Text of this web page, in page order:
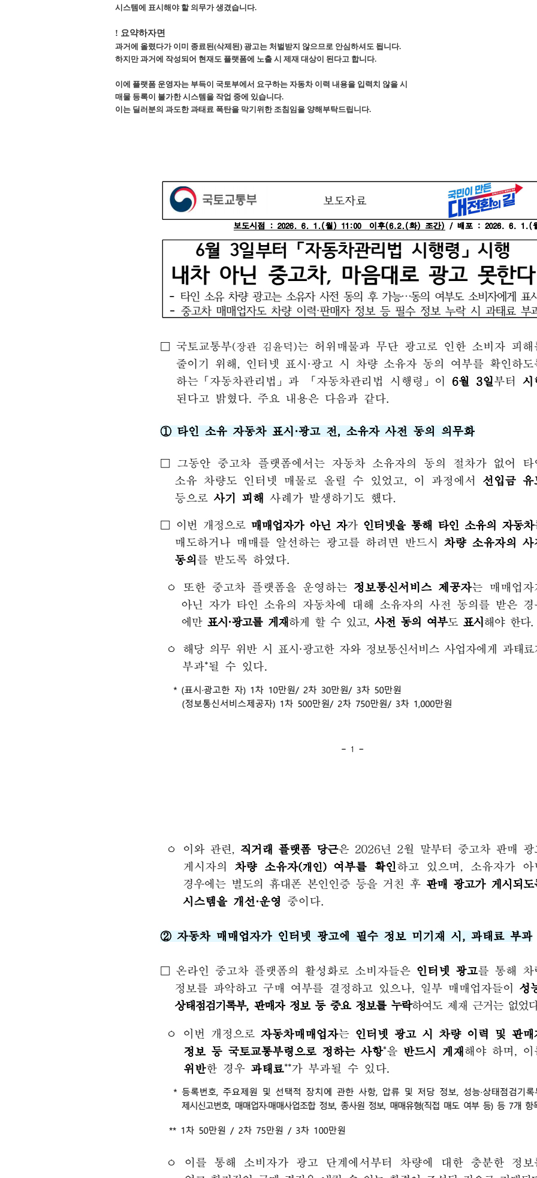
시스템에 표시해야 할 의무가 생겼습니다.
! 요약하자면
과거에 올렸다가 이미 종료된(삭제된) 광고는 처벌받지 않으므로 안심하셔도 됩니다.
하지만 과거에 작성되어 현재도 플랫폼에 노출 시 제재 대상이 된다고 합니다.
이에 플랫폼 운영자는 부득이 국토부에서 요구하는 자동차 이력 내용을 입력치 않을 시
매물 등록이 불가한 시스템을 작업 중에 있습니다.
이는 딜러분의 과도한 과태료 폭탄을 막기위한 조침임을 양해부탁드립니다.